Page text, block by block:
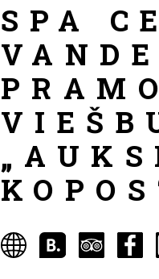
SPA